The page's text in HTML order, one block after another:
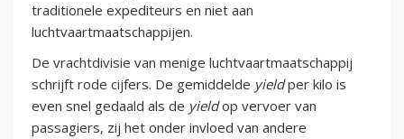
traditionele expediteurs en niet aan
luchtvaartmaatschappijen.
De vrachtdivisie van menige luchtvaartmaatschappij
schrijft rode cijfers. De gemiddelde yieldper kilo is
even snel gedaald als de yieldop vervoer van
passagiers, zij het onder invloed van andere